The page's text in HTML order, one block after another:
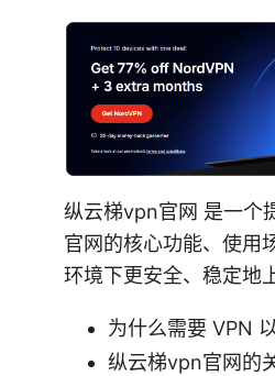
纵云梯vpn官网 是一个
官网的核心功能、使用
环境下更安全、稳定地
为什么需要 VPN
纵云梯vpn官网的